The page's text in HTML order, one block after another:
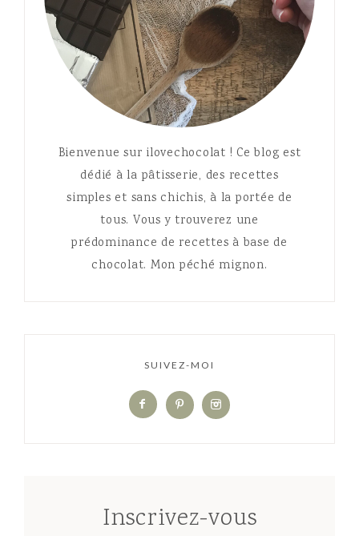
Bienvenue sur ilovechocolat ! Ce blog est
dédié à la pâtisserie, des recettes
simples et sans chichis, à la portée de
tous. Vous y trouverez une
prédominance de recettes à base de
chocolat. Mon péché mignon.
SUIVEZ-MOI
Inscrivez-vous